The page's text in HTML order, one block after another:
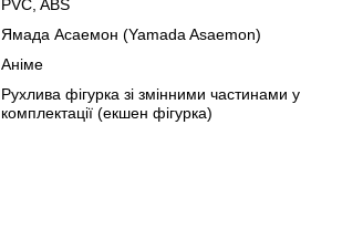
PVC, ABS
Ямада Асаемон (Yamada Asaemon)
Аніме
Рухлива фігурка зі змінними частинами у
комплектації (екшен фігурка)